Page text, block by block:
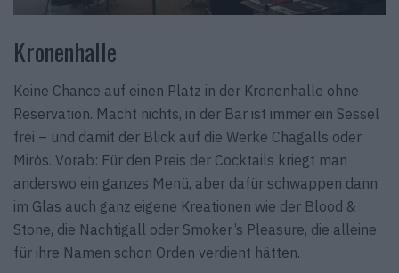
Kronenhalle
Keine Chance auf einen Platz in der Kronenhalle ohne
Reservation. Macht nichts, in der Bar ist immer ein Sessel
frei – und damit der Blick auf die Werke Chagalls oder
Miròs. Vorab: Für den Preis der Cocktails kriegt man
anderswo ein ganzes Menü, aber dafür schwappen dann
im Glas auch ganz eigene Kreationen wie der Blood &
Stone, die Nachtigall oder Smoker’s Pleasure, die alleine
für ihre Namen schon Orden verdient hätten.